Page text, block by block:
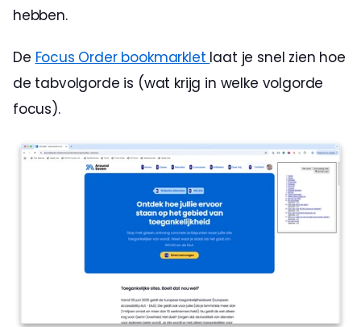
hebben.
De Focus Order bookmarklet laat je snel zien hoe
de tabvolgorde is (wat krijg in welke volgorde
focus).